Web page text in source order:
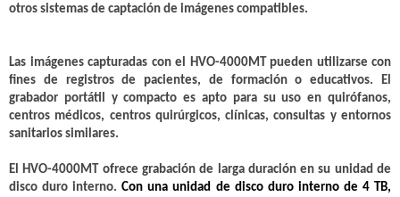
otros sistemas de captación de imágenes compatibles.
Las imágenes capturadas con el HVO-4000MT pueden utilizarse con
fines de registros de pacientes, de formación o educativos. El
grabador portátil y compacto es apto para su uso en quirófanos,
centros médicos, centros quirúrgicos, clínicas, consultas y entornos
sanitarios similares.
El HVO-4000MT ofrece grabación de larga duración en su unidad de
disco duro interno. Con una unidad de disco duro interno de 4 TB,